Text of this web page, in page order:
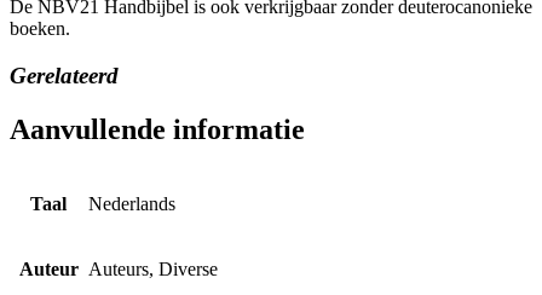
De NBV21 Handbijbel is ook verkrijgbaar zonder deuterocanonieke
boeken.
Gerelateerd
Aanvullende informatie
Taal Nederlands
Auteur Auteurs, Diverse